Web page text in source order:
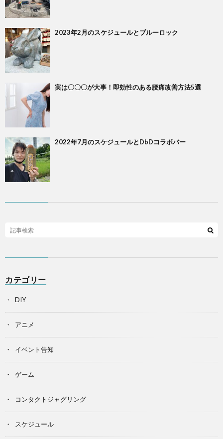
2023年2月のスケジュールとブルーロック
実は〇〇〇が大事！即効性のある腰痛改善方法5選
2022年7月のスケジュールとDbDコラボバー
カテゴリー
DIY
アニメ
イベント告知
ゲーム
コンタクトジャグリング
スケジュール